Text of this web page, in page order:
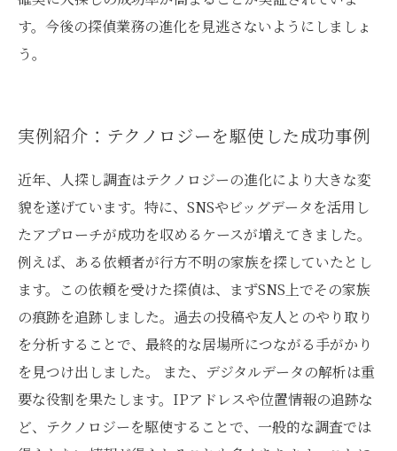
す。今後の探偵業務の進化を見逃さないようにしましょ
う。
実例紹介：テクノロジーを駆使した成功事例
近年、人探し調査はテクノロジーの進化により大きな変
貌を遂げています。特に、SNSやビッグデータを活用し
たアプローチが成功を収めるケースが増えてきました。
例えば、ある依頼者が行方不明の家族を探していたとし
ます。この依頼を受けた探偵は、まずSNS上でその家族
の痕跡を追跡しました。過去の投稿や友人とのやり取り
を分析することで、最終的な居場所につながる手がかり
を見つけ出しました。 また、デジタルデータの解析は重
要な役割を果たします。IPアドレスや位置情報の追跡な
ど、テクノロジーを駆使することで、一般的な調査では